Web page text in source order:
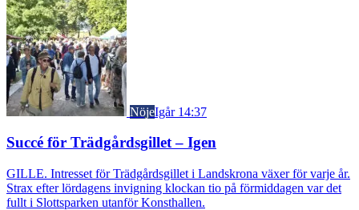
NöjeIgår 14:37
Succé för Trädgårdsgillet – Igen
GILLE. Intresset för Trädgårdsgillet i Landskrona växer för varje år.
Strax efter lördagens invigning klockan tio på förmiddagen var det
fullt i Slottsparken utanför Konsthallen.